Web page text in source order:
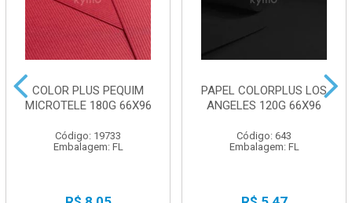
COLOR PLUS PEQUIM
MICROTELE 180G 66X96
Código: 19733
Embalagem: FL
PAPEL COLORPLUS LOS
ANGELES 120G 66X96
Código: 643
Embalagem: FL